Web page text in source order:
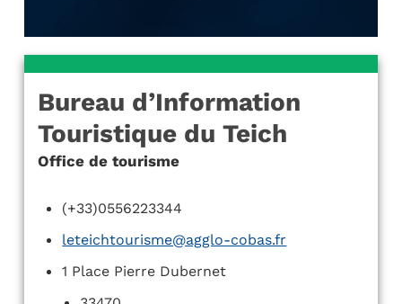
Bureau d’Information
Touristique du Teich
Office de tourisme
(+33)0556223344
leteichtourisme@agglo-cobas.fr
1 Place Pierre Dubernet